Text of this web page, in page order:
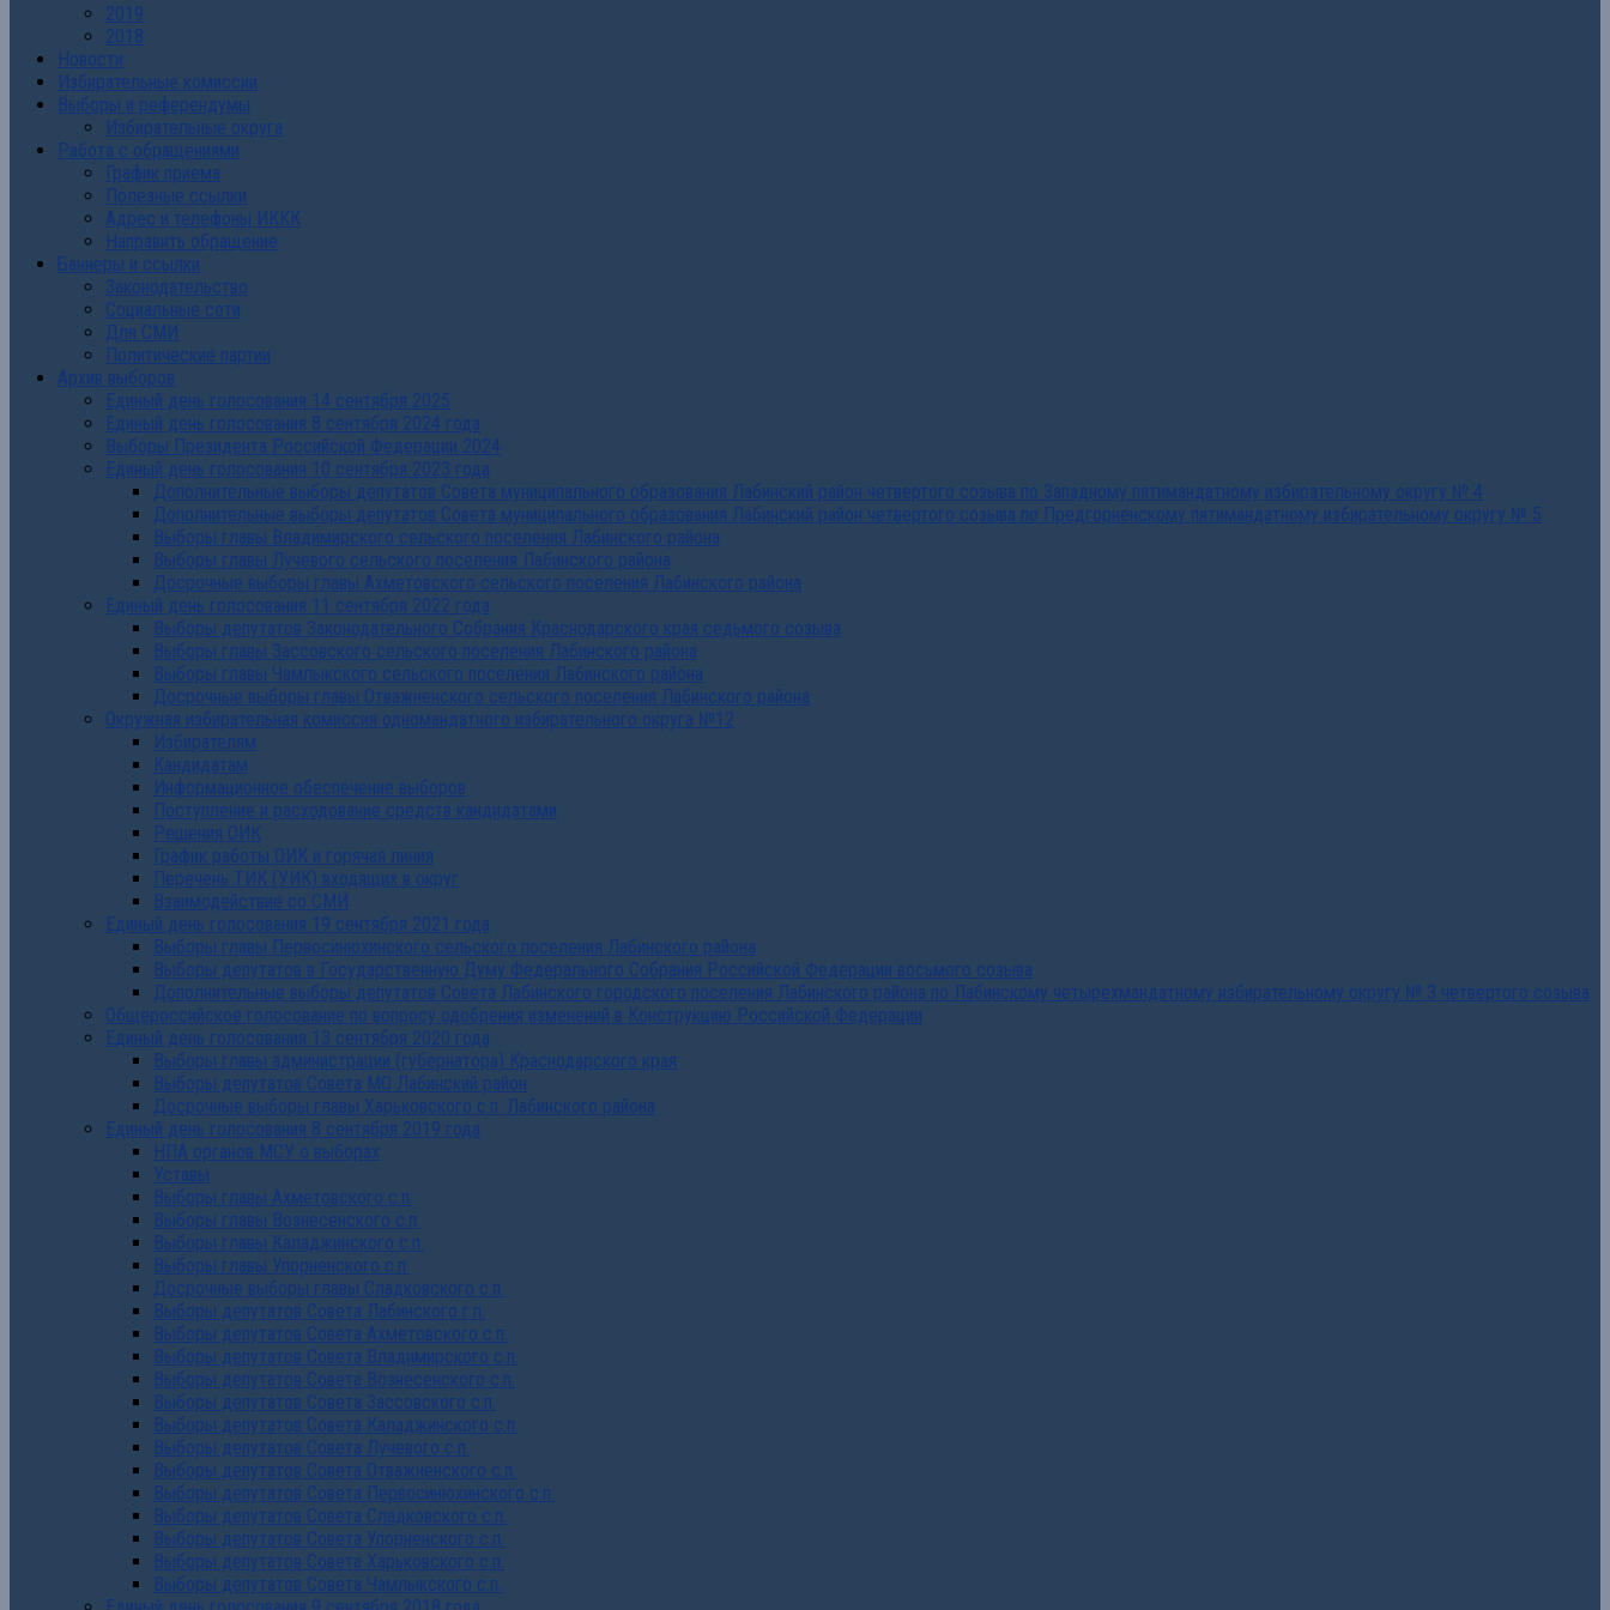
2019
2018
Новости
Избирательные комиссии
Выборы и референдумы
Избирательные округа
Работа с обращениями
График приема
Полезные ссылки
Адрес и телефоны ИККК
Направить обращение
Баннеры и ссылки
Законодательство
Социальные сети
Для СМИ
Политические партии
Архив выборов
Единый день голосования 14 сентября 2025
Единый день голосования 8 сентября 2024 года
Выборы Президента Российской Федерации 2024
Единый день голосования 10 сентября 2023 года
Дополнительные выборы депутатов Совета муниципального образования Лабинский район четвертого созыва по Западному пятимандатному избирательному округу № 4
Дополнительные выборы депутатов Совета муниципального образования Лабинский район четвертого созыва по Предгорненскому пятимандатному избирательному округу № 5
Выборы главы Владимирского сельского поселения Лабинского района
Выборы главы Лучевого сельского поселения Лабинского района
Досрочные выборы главы Ахметовского сельского поселения Лабинского района
Единый день голосования 11 сентября 2022 года
Выборы депутатов Законодательного Собрания Краснодарского края седьмого созыва
Выборы главы Зассовского сельского поселения Лабинского района
Выборы главы Чамлыкского сельского поселения Лабинского района
Досрочные выборы главы Отважненского сельского поселения Лабинского района
Окружная избирательная комиссия одномандатного избирательного округа №12
Избирателям
Кандидатам
Информационное обеспечение выборов
Поступление и расходование средств кандидатами
Решения ОИК
График работы ОИК и горячая линия
Перечень ТИК (УИК) входящих в округ
Взаимодействие со СМИ
Единый день голосования 19 сентября 2021 года
Выборы главы Первосинюхинского сельского поселения Лабинского района
Выборы депутатов в Государственную Думу Федерального Собрания Российской Федерации восьмого созыва
Дополнительные выборы депутатов Совета Лабинского городского поселения Лабинского района по Лабинскому четырехмандатному избирательному округу № 3 четвертого созыва
Общероссийское голосование по вопросу одобрения изменений в Конструкцию Российской Федерации
Единый день голосования 13 сентября 2020 года
Выборы главы администрации (губернатора) Краснодарского края
Выборы депутатов Совета МО Лабинский район
Досрочные выборы главы Харьковского с.п. Лабинского района
Единый день голосования 8 сентября 2019 года
НПА органов МСУ о выборах
Уставы
Выборы главы Ахметовского с.п.
Выборы главы Вознесенского с.п.
Выборы главы Каладжинского с.п.
Выборы главы Упорненского с.п.
Досрочные выборы главы Сладковского с.п.
Выборы депутатов Совета Лабинского г.п.
Выборы депутатов Совета Ахметовского с.п.
Выборы депутатов Совета Владимирского с.п.
Выборы депутатов Совета Вознесенского с.п.
Выборы депутатов Совета Зассовского с.п.
Выборы депутатов Совета Каладжинского с.п.
Выборы депутатов Совета Лучевого с.п.
Выборы депутатов Совета Отважненского с.п.
Выборы депутатов Совета Первосинюхинского с.п.
Выборы депутатов Совета Сладковского с.п.
Выборы депутатов Совета Упорненского с.п.
Выборы депутатов Совета Харьковского с.п.
Выборы депутатов Совета Чамлыкского с.п.